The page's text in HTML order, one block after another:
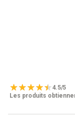
4.5/5
Les produits